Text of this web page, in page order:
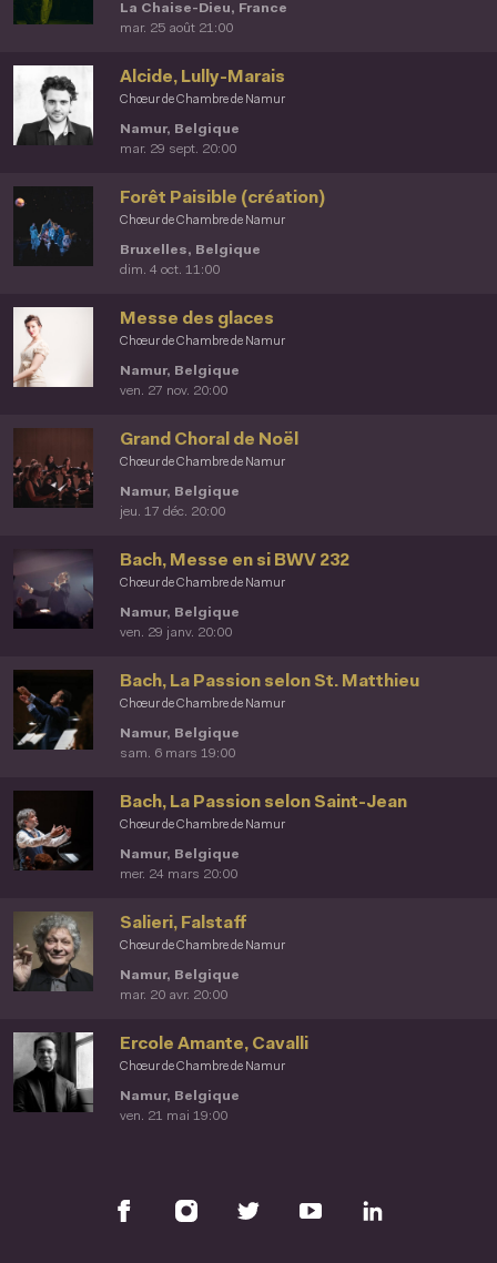
La Chaise-Dieu, France
mar. 25 août 21:00
Chœur de Chambre de Namur
Alcide, Lully-Marais
Namur, Belgique
mar. 29 sept. 20:00
Chœur de Chambre de Namur
Forêt Paisible (création)
Bruxelles, Belgique
dim. 4 oct. 11:00
Chœur de Chambre de Namur
Messe des glaces
Namur, Belgique
ven. 27 nov. 20:00
Chœur de Chambre de Namur
Grand Choral de Noël
Namur, Belgique
jeu. 17 déc. 20:00
Chœur de Chambre de Namur
Bach, Messe en si BWV 232
Namur, Belgique
ven. 29 janv. 20:00
Chœur de Chambre de Namur
Bach, La Passion selon St. Matthieu
Namur, Belgique
sam. 6 mars 19:00
Chœur de Chambre de Namur
Bach, La Passion selon Saint-Jean
Namur, Belgique
mer. 24 mars 20:00
Chœur de Chambre de Namur
Salieri, Falstaff
Namur, Belgique
mar. 20 avr. 20:00
Chœur de Chambre de Namur
Ercole Amante, Cavalli
Namur, Belgique
ven. 21 mai 19:00